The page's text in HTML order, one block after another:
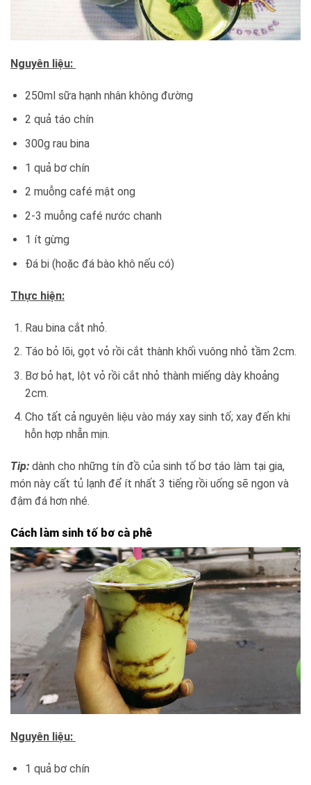
Nguyên liệu:
250ml sữa hạnh nhân không đường
2 quả táo chín
300g rau bina
1 quả bơ chín
2 muỗng café mật ong
2-3 muỗng café nước chanh
1 ít gừng
Đá bi (hoặc đá bào khô nếu có)
Thực hiện:
Rau bina cắt nhỏ.
Táo bỏ lõi, gọt vỏ rồi cắt thành khối vuông nhỏ tầm 2cm.
Bơ bỏ hạt, lột vỏ rồi cắt nhỏ thành miếng dày khoảng
2cm.
Cho tất cả nguyên liệu vào máy xay sinh tố; xay đến khi
hỗn hợp nhẵn mịn.
Tip: dành cho những tín đồ của sinh tố bơ táo làm tại gia,
món này cất tủ lạnh để ít nhất 3 tiếng rồi uống sẽ ngon và
đậm đá hơn nhé.
Cách làm sinh tố bơ cà phê
Nguyên liệu:
1 quả bơ chín